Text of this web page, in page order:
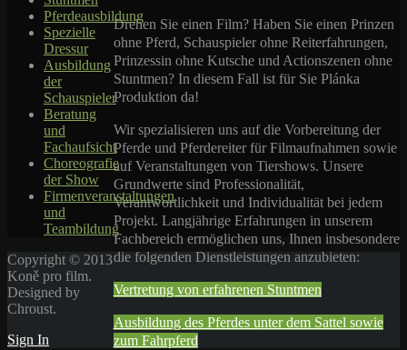
Drehen Sie einen Film? Haben Sie einen Prinzen
ohne Pferd, Schauspieler ohne Reiterfahrungen,
Prinzessin ohne Kutsche und Actionszenen ohne
Stuntmen? In diesem Fall ist für Sie Plánka
Produktion da!
Wir spezialisieren uns auf die Vorbereitung der
Pferde und Pferdereiter für Filmaufnahmen sowie
auf Veranstaltungen von Tiershows. Unsere
Grundwerte sind Professionalität,
Verantwortlichkeit und Individualität bei jedem
Projekt. Langjährige Erfahrungen in unserem
Fachbereich ermöglichen uns, Ihnen insbesondere
die folgenden Dienstleistungen anzubieten:
Vertretung von erfahrenen Stuntmen
Ausbildung des Pferdes unter dem Sattel sowie
zum Fahrpferd
Pferdeausbildung
Spezielle
Dressur
Ausbildung
der
Schauspieler
Beratung
und
Fachaufsicht
Choreografie
der Show
Firmenveranstaltungen
und
Teambildung
Copyright © 2013
Koně pro film.
Designed by
Chroust.
Sign In